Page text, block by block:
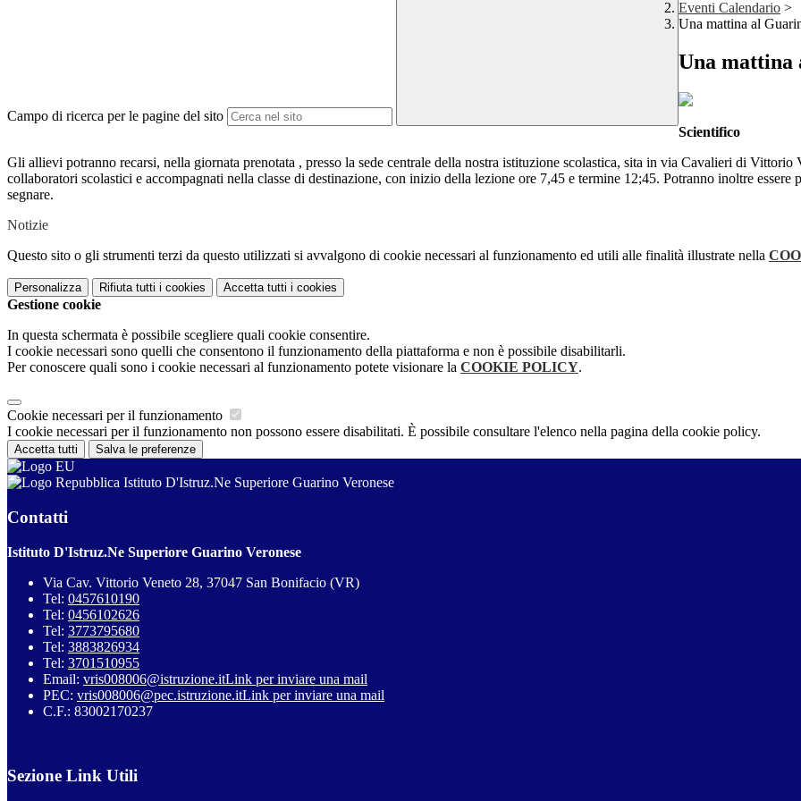
Campo di ricerca per le pagine del sito
Eventi Calendario >
Una mattina al
Una mattina
Scientifico
Gli allievi potranno recarsi, nella giornata prenotata , presso la sede centrale della nostra istituzione scolastica, sita in via Cavalieri di
collaboratori scolastici e accompagnati nella classe di destinazione, con inizio della lezione ore 7,45 e termine 12;45. Potranno inoltre
segnare.
Notizie
Questo sito o gli strumenti terzi da questo utilizzati si avvalgono di cookie necessari al funzionamento ed utili alle finalità illustrate nella
Personalizza Rifiuta tutti i cookies Accetta tutti i cookies
Gestione cookie
In questa schermata è possibile scegliere quali cookie consentire.
I cookie necessari sono quelli che consentono il funzionamento della piattaforma e non è possibile disabilitarli.
Per conoscere quali sono i cookie necessari al funzionamento potete visionare la COOKIE POLICY.
Cookie necessari per il funzionamento
I cookie necessari per il funzionamento non possono essere disabilitati. È possibile consultare l'elenco nella pagina della cookie policy.
Accetta tutti Salva le preferenze
Istituto D'Istruz.Ne Superiore Guarino Veronese
Contatti
Istituto D'Istruz.Ne Superiore Guarino Veronese
Via Cav. Vittorio Veneto 28, 37047 San Bonifacio (VR)
Tel: 0457610190
Tel: 0456102626
Tel: 3773795680
Tel: 3883826934
Tel: 3701510955
Email: vris008006@istruzione.itLink per inviare una mail
PEC: vris008006@pec.istruzione.itLink per inviare una mail
C.F.: 83002170237
Sezione Link Utili